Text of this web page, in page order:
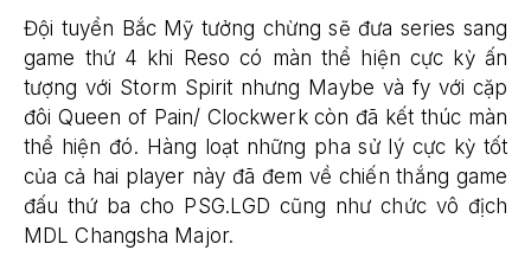
Đội tuyển Bắc Mỹ tưởng chừng sẽ đưa series sang
game thứ 4 khi Reso có màn thể hiện cực kỳ ấn
tượng với Storm Spirit nhưng Maybe và fy với cặp
đôi Queen of Pain/ Clockwerk còn đã kết thúc màn
thể hiện đó. Hàng loạt những pha sử lý cực kỳ tốt
của cả hai player này đã đem về chiến thắng game
đấu thứ ba cho PSG.LGD cũng như chức vô địch
MDL Changsha Major.